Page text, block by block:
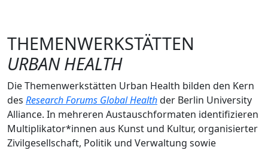
THEMENWERKSTÄTTEN
URBAN HEALTH
Die Themenwerkstätten Urban Health bilden den Kern
des Research Forums Global Healthder Berlin University
Alliance. In mehreren Austauschformaten identifizieren
Multiplikator*innen aus Kunst und Kultur, organisierter
Zivilgesellschaft, Politik und Verwaltung sowie